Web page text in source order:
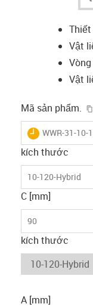
Vật
Vật
Mã sản phẩm.
igus-icon-
WWR-31-10-
kích thước
10-120-Hybrid
C [mm]
90
kích thước
A [mm]